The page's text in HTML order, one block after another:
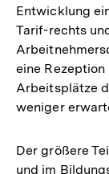
Entwicklung
Tarif-rechts
eine
Arbeitsplätze
weniger
Der größere
und im